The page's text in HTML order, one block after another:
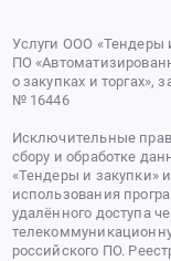
Услуги ООО «Тендеры
ПО
о закупках и торгах»,
№ 16446
Исключительные
сбору и обработке
«Тендеры и закупки»
использования
удалённого доступа
российского ПО.